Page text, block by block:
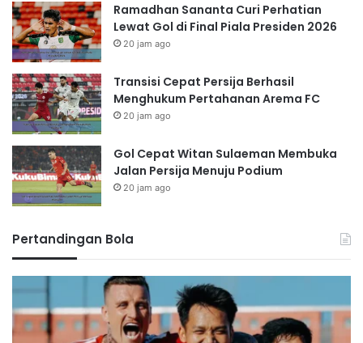
Ramadhan Sananta Curi Perhatian
Lewat Gol di Final Piala Presiden 2026
20 jam ago
Transisi Cepat Persija Berhasil
Menghukum Pertahanan Arema FC
20 jam ago
Gol Cepat Witan Sulaeman Membuka
Jalan Persija Menuju Podium
20 jam ago
Pertandingan Bola